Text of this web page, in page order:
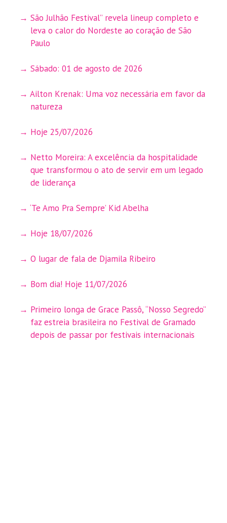
São Julhão Festival” revela lineup completo e
leva o calor do Nordeste ao coração de São
Paulo
Sábado: 01 de agosto de 2026
Ailton Krenak: Uma voz necessária em favor da
natureza
Hoje 25/07/2026
Netto Moreira: A excelência da hospitalidade
que transformou o ato de servir em um legado
de liderança
‘Te Amo Pra Sempre’ Kid Abelha
Hoje 18/07/2026
O lugar de fala de Djamila Ribeiro
Bom dia! Hoje 11/07/2026
Primeiro longa de Grace Passô, “Nosso Segredo”
faz estreia brasileira no Festival de Gramado
depois de passar por festivais internacionais